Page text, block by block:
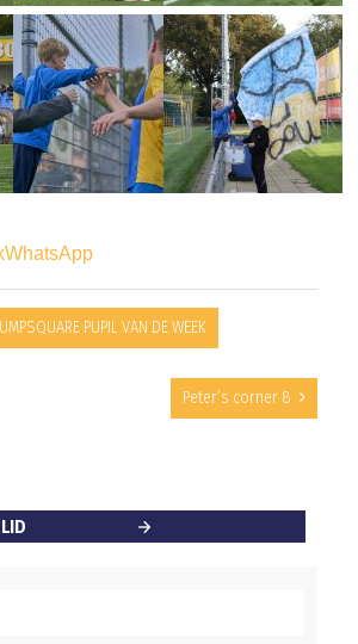
WhatsApp
PUPIL VAN DE WEEK
Peter’s corner 8